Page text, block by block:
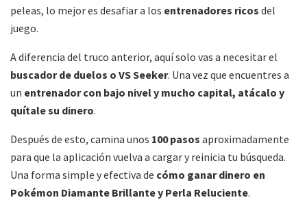
peleas, lo mejor es desafiar a los entrenadores ricos del
juego.
A diferencia del truco anterior, aquí solo vas a necesitar el
buscador de duelos o VS Seeker. Una vez que encuentres a
un entrenador con bajo nivel y mucho capital, atácalo y
quítale su dinero.
Después de esto, camina unos 100 pasos aproximadamente
para que la aplicación vuelva a cargar y reinicia tu búsqueda.
Una forma simple y efectiva de cómo ganar dinero en
Pokémon Diamante Brillante y Perla Reluciente.